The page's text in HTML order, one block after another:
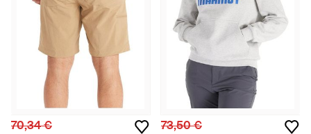
70,34 € 73,50 €